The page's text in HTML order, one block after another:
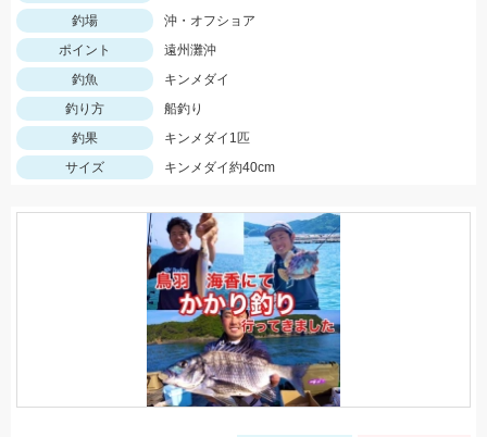
釣場
沖・オフショア
ポイント
遠州灘沖
釣魚
キンメダイ
釣り方
船釣り
釣果
キンメダイ1匹
サイズ
キンメダイ約40cm